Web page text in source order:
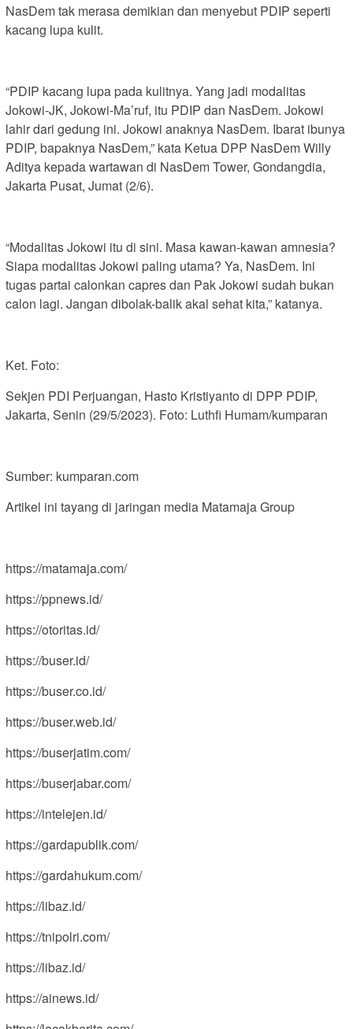
NasDem tak merasa demikian dan menyebut PDIP seperti
kacang lupa kulit.
“PDIP kacang lupa pada kulitnya. Yang jadi modalitas
Jokowi-JK, Jokowi-Ma’ruf, itu PDIP dan NasDem. Jokowi
lahir dari gedung ini. Jokowi anaknya NasDem. Ibarat ibunya
PDIP, bapaknya NasDem,” kata Ketua DPP NasDem Willy
Aditya kepada wartawan di NasDem Tower, Gondangdia,
Jakarta Pusat, Jumat (2/6).
“Modalitas Jokowi itu di sini. Masa kawan-kawan amnesia?
Siapa modalitas Jokowi paling utama? Ya, NasDem. Ini
tugas partai calonkan capres dan Pak Jokowi sudah bukan
calon lagi. Jangan dibolak-balik akal sehat kita,” katanya.
Ket. Foto:
Sekjen PDI Perjuangan, Hasto Kristiyanto di DPP PDIP,
Jakarta, Senin (29/5/2023). Foto: Luthfi Humam/kumparan
Sumber: kumparan.com
Artikel ini tayang di jaringan media Matamaja Group
https://matamaja.com/
https://ppnews.id/
https://otoritas.id/
https://buser.id/
https://buser.co.id/
https://buser.web.id/
https://buserjatim.com/
https://buserjabar.com/
https://intelejen.id/
https://gardapublik.com/
https://gardahukum.com/
https://libaz.id/
https://tnipolri.com/
https://libaz.id/
https://ainews.id/